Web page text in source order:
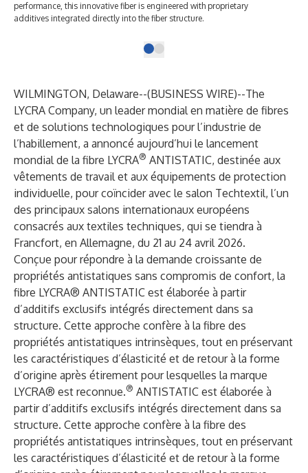
performance, this innovative fiber is engineered with proprietary
additives integrated directly into the fiber structure.
WILMINGTON, Delaware--(BUSINESS WIRE)--The
LYCRA Company, un leader mondial en matière de fibres
et de solutions technologiques pour l’industrie de
l’habillement, a annoncé aujourd’hui le lancement
mondial de la fibre LYCRA® ANTISTATIC, destinée aux
vêtements de travail et aux équipements de protection
individuelle, pour coïncider avec le salon Techtextil, l’un
des principaux salons internationaux européens
consacrés aux textiles techniques, qui se tiendra à
Francfort, en Allemagne, du 21 au 24 avril 2026.
Conçue pour répondre à la demande croissante de
propriétés antistatiques sans compromis de confort, la
fibre LYCRA® ANTISTATIC est élaborée à partir
d’additifs exclusifs intégrés directement dans sa
structure. Cette approche confère à la fibre des
propriétés antistatiques intrinsèques, tout en préservant
les caractéristiques d’élasticité et de retour à la forme
d’origine après étirement pour lesquelles la marque
LYCRA® est reconnue.® ANTISTATIC est élaborée à
partir d’additifs exclusifs intégrés directement dans sa
structure. Cette approche confère à la fibre des
propriétés antistatiques intrinsèques, tout en préservant
les caractéristiques d’élasticité et de retour à la forme